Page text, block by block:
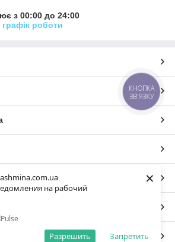
на рабочий
Запретить
Разрешить
×
з 00:00 до 24:00
роботи
КНОПКА
ЗВ'ЯЗКУ